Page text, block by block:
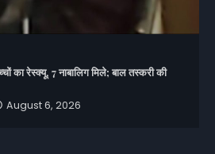
का रेस्क्यू, 7 नाबालिग मिले; बाल तस्करी की
August 6, 2026